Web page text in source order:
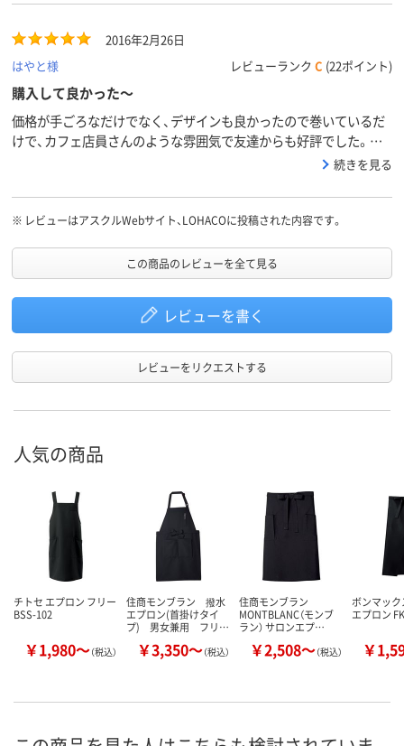
2016年2月26日
はやと様
レビューランク C (22ポイント)
購入して良かった～
価格が手ごろなだけでなく、デザインも良かったので巻いているだ
けで、カフェ店員さんのような雰囲気で友達からも好評でした。男
続きを見る
※ レビューはアスクルWebサイト、LOHACOに投稿された内容です。
この商品のレビューを全て見る
レビューを書く
レビューをリクエストする
人気の商品
チトセ エプロン フリー
BSS-102
￥1,980～（税込）
住商モンブラン 撥水
エプロン(首掛けタイ
プ) 男女兼用 フリ…
￥3,350～（税込）
住商モンブラン
MONTBLANC（モンブ
ラン） サロンエプ…
￥2,508～（税込）
ボンマッ
エプロン
￥